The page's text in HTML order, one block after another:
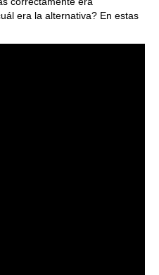
era la alternativa? En estas